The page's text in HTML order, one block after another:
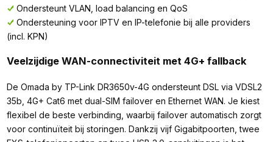
Ondersteunt VLAN, load balancing en QoS
Ondersteuning voor IPTV en IP-telefonie bij alle providers
(incl. KPN)
Veelzijdige WAN-connectiviteit met 4G+ fallback
De Omada by TP-Link DR3650v-4G ondersteunt DSL via VDSL2
35b, 4G+ Cat6 met dual-SIM failover en Ethernet WAN. Je kiest
flexibel de beste verbinding, waarbij failover automatisch zorgt
voor continuïteit bij storingen. Dankzij vijf Gigabitpoorten, twee